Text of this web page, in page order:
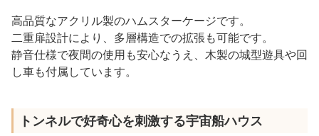
高品質なアクリル製のハムスターケージです。
二重扉設計により、多層構造での拡張も可能です。
静音仕様で夜間の使用も安心なうえ、木製の城型遊具や回
し車も付属しています。
トンネルで好奇心を刺激する宇宙船ハウス